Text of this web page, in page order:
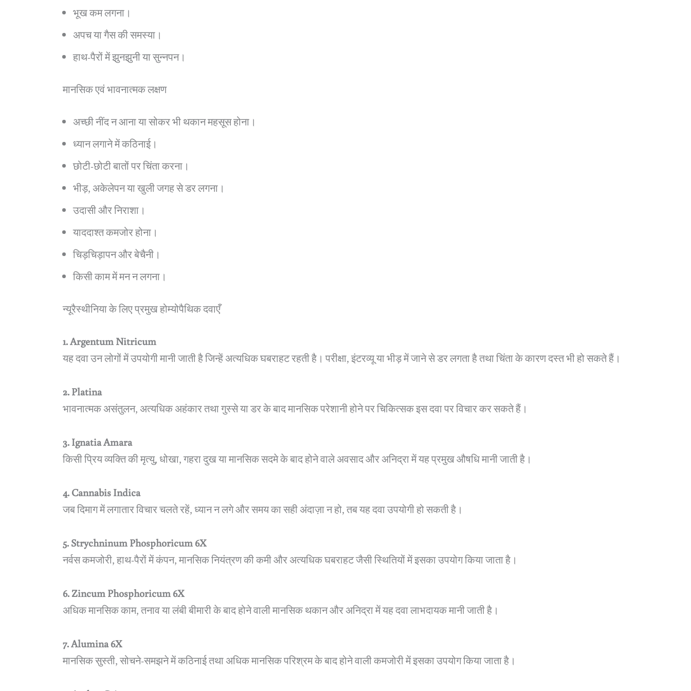
भूख कम लगना।
अपच या गैस की समस्या।
हाथ-पैरों में झुनझुनी या सुन्नपन।
मानसिक एवं भावनात्मक लक्षण
अच्छी नींद न आना या सोकर भी थकान महसूस होना।
ध्यान लगाने में कठिनाई।
छोटी-छोटी बातों पर चिंता करना।
भीड़, अकेलेपन या खुली जगह से डर लगना।
उदासी और निराशा।
याददाश्त कमजोर होना।
चिड़चिड़ापन और बेचैनी।
किसी काम में मन न लगना।
न्यूरैस्थीनिया के लिए प्रमुख होम्योपैथिक दवाएँ
1. Argentum Nitricum
यह दवा उन लोगों में उपयोगी मानी जाती है जिन्हें अत्यधिक घबराहट रहती है। परीक्षा, इंटरव्यू या भीड़ में जाने से डर लगता है तथा चिंता के कारण दस्त भी हो सकते हैं।
2. Platina
भावनात्मक असंतुलन, अत्यधिक अहंकार तथा गुस्से या डर के बाद मानसिक परेशानी होने पर चिकित्सक इस दवा पर विचार कर सकते हैं।
3. Ignatia Amara
किसी प्रिय व्यक्ति की मृत्यु, धोखा, गहरा दुख या मानसिक सदमे के बाद होने वाले अवसाद और अनिद्रा में यह प्रमुख औषधि मानी जाती है।
4. Cannabis Indica
जब दिमाग में लगातार विचार चलते रहें, ध्यान न लगे और समय का सही अंदाज़ा न हो, तब यह दवा उपयोगी हो सकती है।
5. Strychninum Phosphoricum 6X
नर्वस कमजोरी, हाथ-पैरों में कंपन, मानसिक नियंत्रण की कमी और अत्यधिक घबराहट जैसी स्थितियों में इसका उपयोग किया जाता है।
6. Zincum Phosphoricum 6X
अधिक मानसिक काम, तनाव या लंबी बीमारी के बाद होने वाली मानसिक थकान और अनिद्रा में यह दवा लाभदायक मानी जाती है।
7. Alumina 6X
मानसिक सुस्ती, सोचने-समझने में कठिनाई तथा अधिक मानसिक परिश्रम के बाद होने वाली कमजोरी में इसका उपयोग किया जाता है।